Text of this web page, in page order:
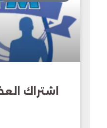
اشتراك